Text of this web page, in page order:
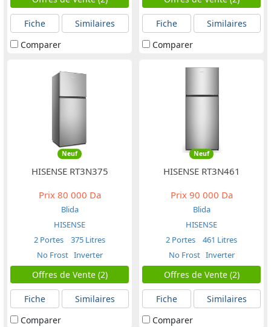
Fiche
Similaires
Comparer
Fiche
Similaires
Comparer
Neuf
HISENSE RT3N375
Prix80 000 Da
Blida
HISENSE
2 Portes
375 Litres
No Frost Inverter
Offres de Vente (2)
Fiche
Similaires
Comparer
Neuf
HISENSE RT3N461
Prix90 000 Da
Blida
HISENSE
2 Portes
461 Litres
No Frost Inverter
Offres de Vente (2)
Fiche
Similaires
Comparer